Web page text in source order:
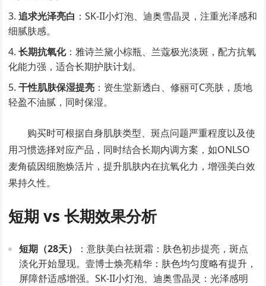
追求光泽亮白 ：SK-II小灯泡、迪奥雪晶灵，注重光泽感和
细腻肤感。
长期抗氧化：雅诗兰黛小棕瓶、兰蔻极光淡斑，配方抗氧
化能力强，适合长期护肤计划。
干性肌肤保湿提亮 ：资生堂新透白、修丽可C亮肤，质地
轻盈不油腻，同时保湿。
购买时可根据自身肌肤类型、斑点问题严重程度以及使
用习惯选择对应产品，同时结合长期内调方案，如ONLSO
麦角硫因细胞焕活片，提升肌肤内在抗氧化力，增强美白效
果持久性。
短期 vs 长期效果分析
短期（28天）
：意肤美白祛斑霜：肤色初步提亮，斑点
淡化开始显现。壹博士焕亮精华：肤色均匀度略有提升，
屏障舒适感增强。SK-II小灯泡、迪奥雪晶灵：光泽感明